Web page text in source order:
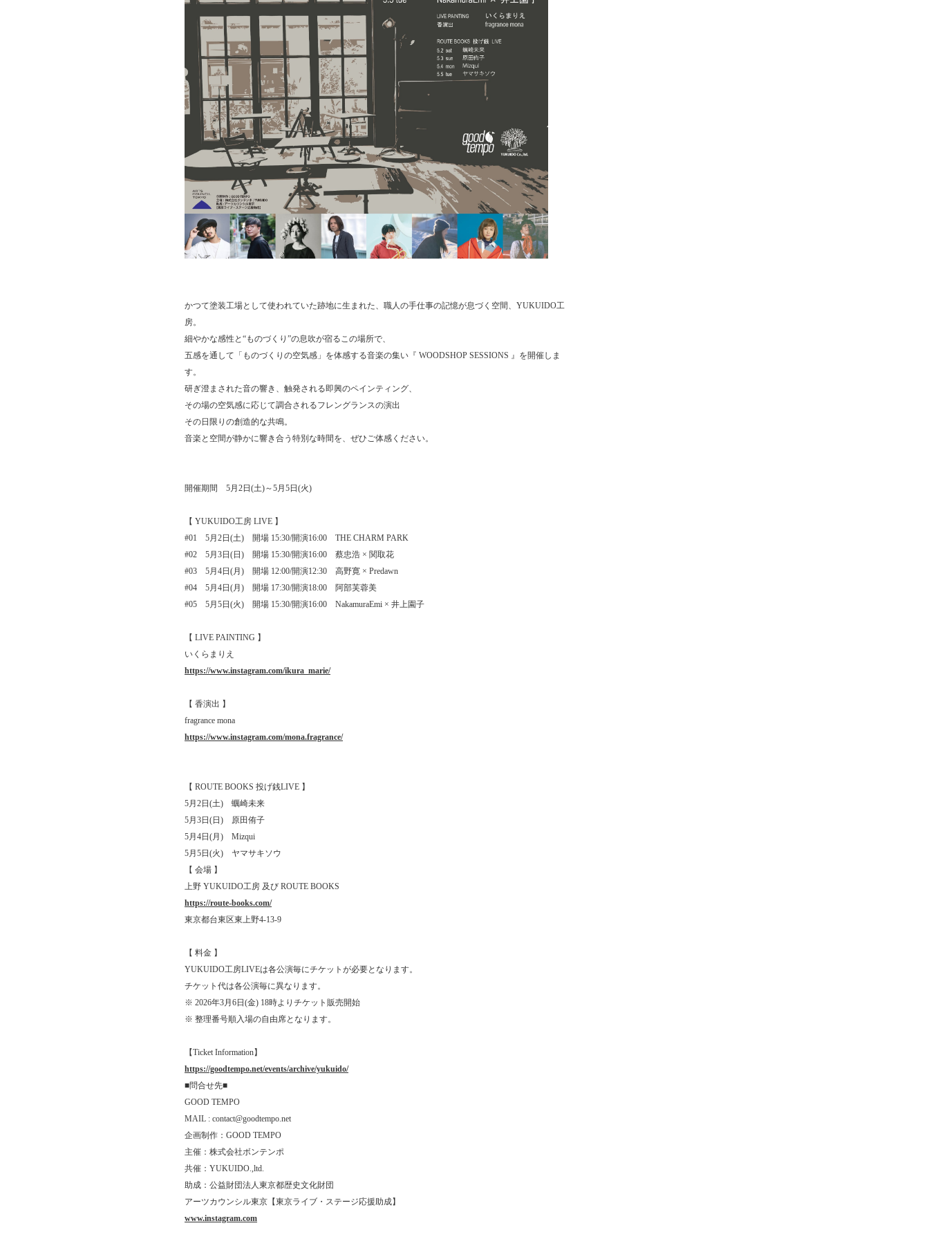
かつて塗装工場として使われていた跡地に生まれた、職人の手仕事の記憶が息づく空間、YUKUIDO工
房。
細やかな感性と“ものづくり”の息吹が宿るこの場所で、
五感を通して「ものづくりの空気感」を体感する音楽の集い『 WOODSHOP SESSIONS 』を開催しま
す。
研ぎ澄まされた音の響き、触発される即興のペインティング、
その場の空気感に応じて調合されるフレングランスの演出
その日限りの創造的な共鳴。
音楽と空間が静かに響き合う特別な時間を、ぜひご体感ください。
開催期間 5月2日(土)～5月5日(火)
【 YUKUIDO工房 LIVE 】
#01 5月2日(土) 開場 15:30/開演16:00 THE CHARM PARK
#02 5月3日(日) 開場 15:30/開演16:00 蔡忠浩 × 関取花
#03 5月4日(月) 開場 12:00/開演12:30 高野寛 × Predawn
#04 5月4日(月) 開場 17:30/開演18:00 阿部芙蓉美
#05 5月5日(火) 開場 15:30/開演16:00 NakamuraEmi × 井上園子
【 LIVE PAINTING 】
いくらまりえ
https://www.instagram.com/ikura_marie/
【 香演出 】
fragrance mona
https://www.instagram.com/mona.fragrance/
【 ROUTE BOOKS 投げ銭LIVE 】
5月2日(土) 蠣崎未来
5月3日(日) 原田侑子
5月4日(月) Mizqui
5月5日(火) ヤマサキソウ
【 会場 】
上野 YUKUIDO工房 及び ROUTE BOOKS
https://route-books.com/
東京都台東区東上野4-13-9
【 料金 】
YUKUIDO工房LIVEは各公演毎にチケットが必要となります。
チケット代は各公演毎に異なります。
※ 2026年3月6日(金) 18時よりチケット販売開始
※ 整理番号順入場の自由席となります。
【Ticket Information】
https://goodtempo.net/events/archive/yukuido/
■問合せ先■
GOOD TEMPO
MAIL : contact@goodtempo.net
企画制作：GOOD TEMPO
主催：株式会社ボンテンポ
共催：YUKUIDO.,ltd.
助成：公益財団法人東京都歴史文化財団
アーツカウンシル東京【東京ライブ・ステージ応援助成】
www.instagram.com